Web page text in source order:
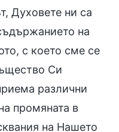
Духовете ни са
на
с което сме се
Си
различни
промяната в
на Нашето